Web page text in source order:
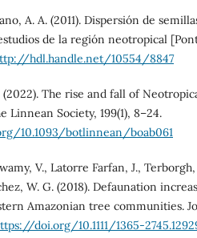
A. A. (2011). Dispersión de
de la región neotropical
hdl.handle.net/10554/8847
The rise and fall of
Linnean Society, 199(1), 8–24.
10.1093/botlinnean/boab061
V., Latorre Farfan, J.,
W. G. (2018). Defaunation
Amazonian tree communities.
doi.org/10.1111/1365-